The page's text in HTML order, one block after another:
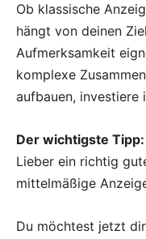
Ob klassische
hängt von deinen
Aufmerksamkeit
komplexe
aufbauen,
Der wichtigste Tipp:
Lieber ein richtig
mittelmäßige
Du möchtest jetzt